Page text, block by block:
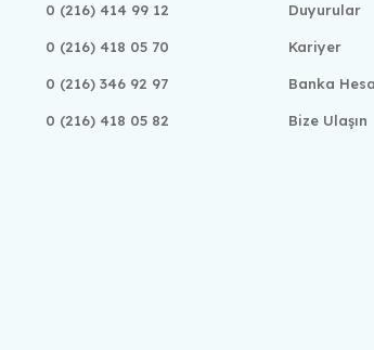
0 (216) 414 99 12
0 (216) 418 05 70
0 (216) 346 92 97
0 (216) 418 05 82
Duyurular
Kariyer
Banka
Bize Ulaşın